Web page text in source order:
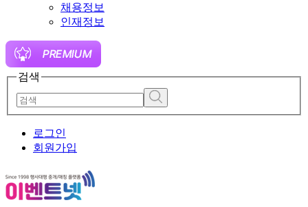
채용정보
인재정보
검색
로그인
회원가입